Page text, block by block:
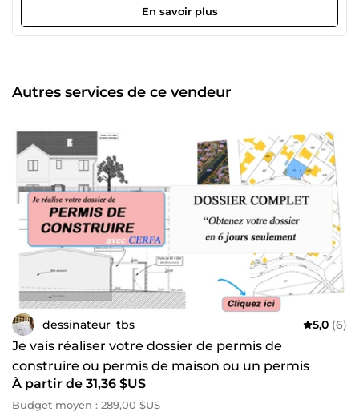
dossiers de &quot;Déclaration Préalable&quot;
Aménagement et décoration int./ext. en 3D de votre projet.
lieux où les gens se sentent vraiment chez eux. Au plaisir
de collaborer avec vous !
En savoir plus
Autres services de ce vendeur
dessinateur_tbs 5,0 (6)
Je vais réaliser votre dossier de permis de
construire ou permis de maison ou un permis
modificatif
À partir de 31,36 $US
Budget moyen : 289,00 $US